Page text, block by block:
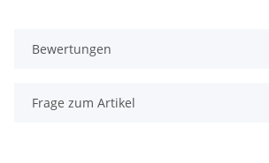
Bewertungen
Frage zum Artikel